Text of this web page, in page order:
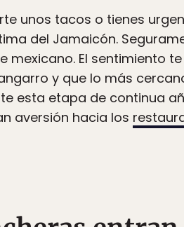
unos tacos o tienes
del Jamaicón.
El sentimiento
y que lo más
esta etapa de continua
aversión hacia los